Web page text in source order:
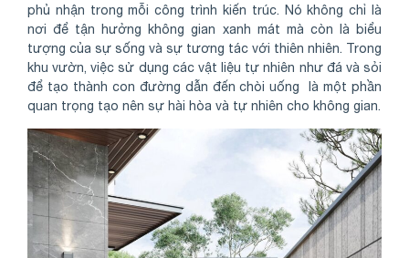
phủ nhận trong mỗi công trình kiến trúc. Nó không chỉ là
nơi để tận hưởng không gian xanh mát mà còn là biểu
tượng của sự sống và sự tương tác với thiên nhiên. Trong
khu vườn, việc sử dụng các vật liệu tự nhiên như đá và sỏi
để tạo thành con đường dẫn đến chòi uống là một phần
quan trọng tạo nên sự hài hòa và tự nhiên cho không gian.